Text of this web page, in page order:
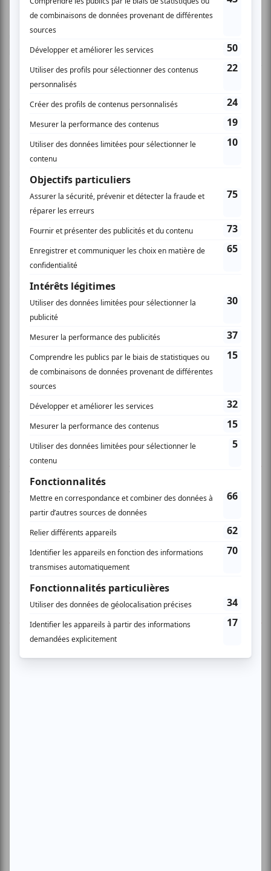
Marie-France Gravel est Patty Queen! Marie-France est
une artiste de cirque accomplie, elle excelle en jonglerie,
monocycle, échelle acrobatique ainsi qu’en jeu clownesque.
Elle est clowne thérapeutique depuis plusieurs années pour
Dr Clown. Elle étudie le jeu avec Don Rieder, Soizic Hébert
(Cirque du Soleil), fait des stages de mouvement avec
Valérie Dean et finalement développe son personnage
clownesque avec Francine Côté (Cirque du Soleil). Toujours
désireuse d’explorer et d’améliorer sa technique physique,
elle expérimente à travers plusieurs stages en danse,
voix. Impliquée dans plusieurs causes sociales, Marie-
France fait une formation comme instructrice en cirque
social à l'École nationale de cirque de Montréal.
On a pu apprécier ses talents dans plusieurs événements
du Soleil, lors du 10ième anniversaire de l'Association des
Clowns du Québec (Cabaret Juste pour Rire), au Festival
International de Jazz de Montréal, au Festival de la
Palabra au Mexique, à l’International Street Show in
Bangkok en Thailande ainsi que dans différents festivals
et événements corporatifs.
www.unicyclequeen.com
AUCUN COMMENTAIRE
Vous devez être connecté pour
donner un avis.
Connectez-vous ici.
TOUTES LES OFFRES